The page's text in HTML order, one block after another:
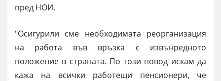
пред НОИ.
"Осигурили сме необходимата реорганизация
на работа във връзка с извънредното
положение в страната. По този повод искам да
кажа на всички работещи пенсионери, че